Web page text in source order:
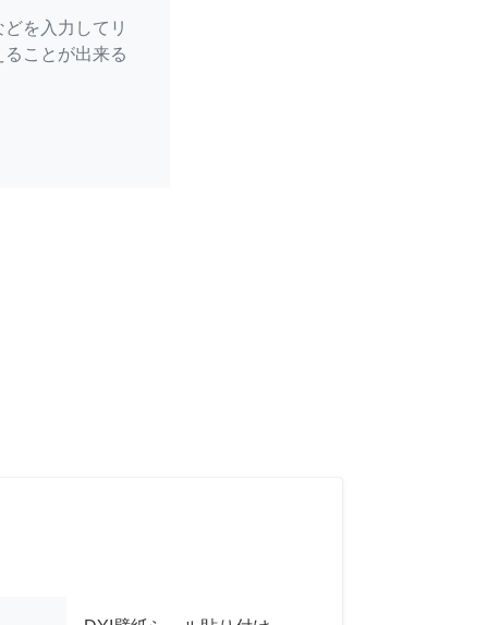
を入力してリ
ことが出来る